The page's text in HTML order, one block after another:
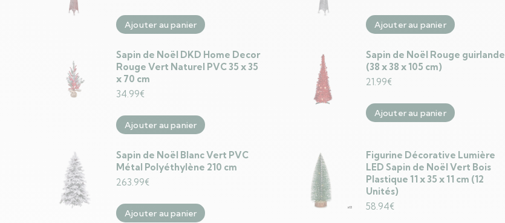
Ajouter au panier Ajouter au panier
Sapin de Noël DKD Home Decor
Rouge Vert Naturel PVC 35 x 35
x 70 cm
34.99€
Ajouter au panier
Sapin de Noël Rouge guirlande
(38 x 38 x 105 cm)
21.99€
Ajouter au panier
Sapin de Noël Blanc Vert PVC
Métal Polyéthylène 210 cm
263.99€
Ajouter au panier
Figurine Décorative Lumière
LED Sapin de Noël Vert Bois
Plastique 11 x 35 x 11 cm (12
Unités)
58.94€